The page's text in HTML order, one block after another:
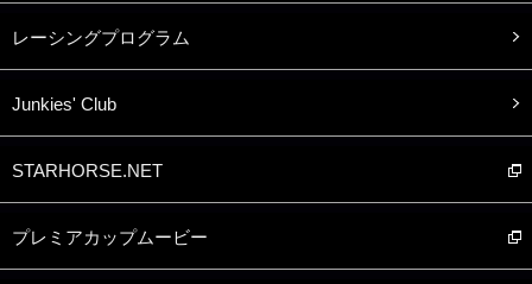
レーシングプログラム
Junkies' Club
STARHORSE.NET
プレミアカップムービー